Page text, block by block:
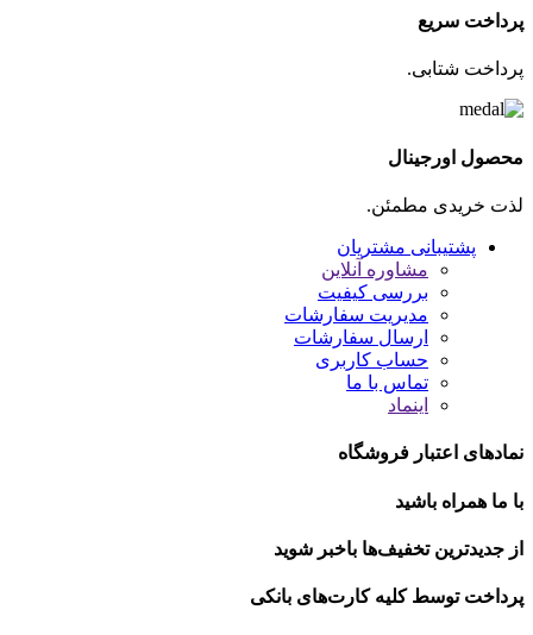
پرداخت سریع
پرداخت شتابی.
محصول اورجینال
لذت خریدی مطمئن.
پشتیبانی مشتریان
مشاوره آنلاین
بررسی کیفیت
مدیریت سفارشات
ارسال سفارشات
حساب کاربری
تماس با ما
اینماد
نمادهای اعتبار فروشگاه
با ما همراه باشید
از جدیدترین تخفیف‌ها باخبر شوید
پرداخت توسط کلیه کارت‌های بانکی